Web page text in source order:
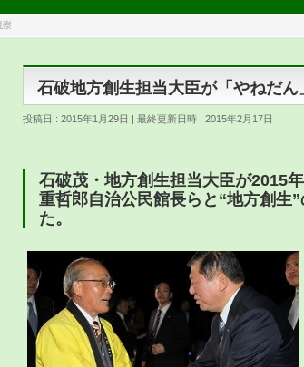
察
石破地方創生担当大臣が「やねだん
投稿日 : 2015年1月29日 最終更新日時 : 2015年2月17日
石破茂・地方創生担当大臣が2015
重哲郎自治公民館長らと“地方創生
た。